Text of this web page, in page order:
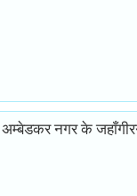
अम्बेडकर नगर के